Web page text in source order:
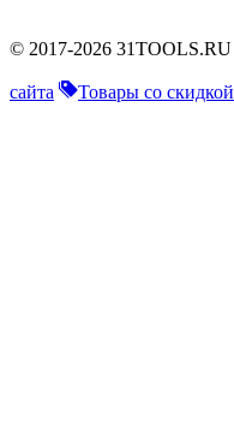
© 2017-2026 31TOOLS.RU
сайта Товары со скидкой